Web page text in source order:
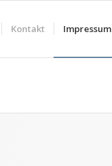
Kontakt Impressum